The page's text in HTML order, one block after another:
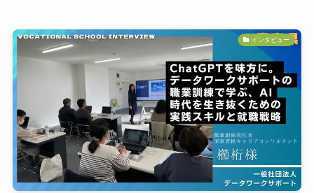
インタビュー